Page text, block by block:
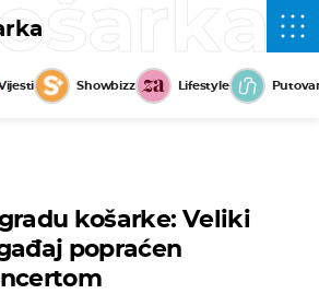
Showbizz Lifestyle
košarke: Veliki
popraćen